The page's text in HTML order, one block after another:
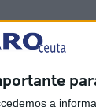
a
estimó la